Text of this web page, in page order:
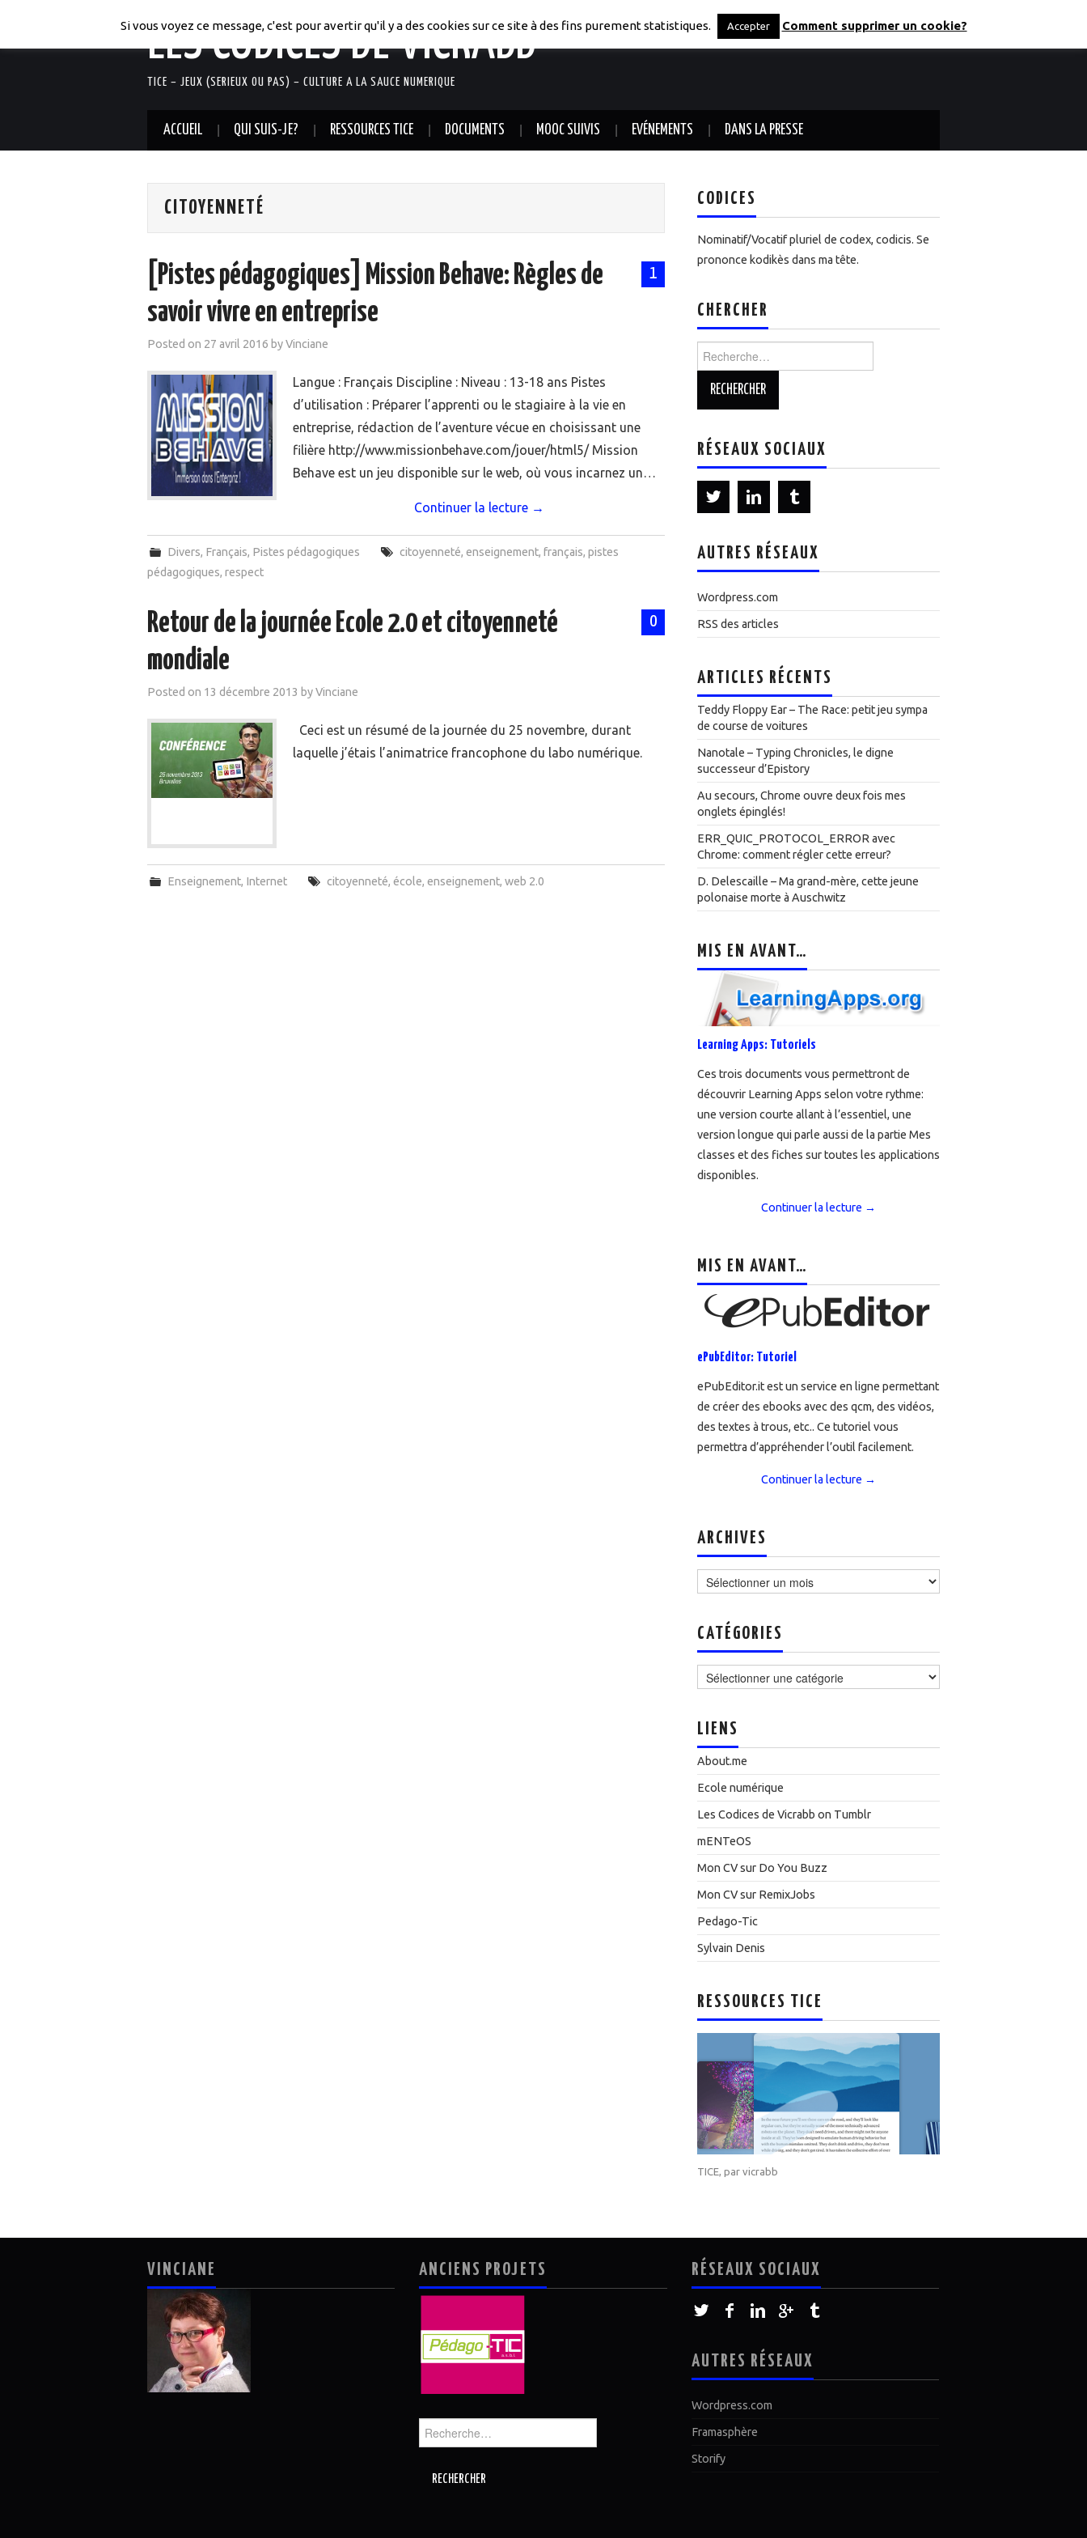
LES CODICES DE VICRABB
TICE – JEUX (SERIEUX OU PAS) – CULTURE A LA SAUCE NUMERIQUE
ACCUEIL QUI SUIS-JE? RESSOURCES TICE DOCUMENTS MOOC SUIVIS EVÉNEMENTS DANS LA PRESSE
CITOYENNETÉ
1
[Pistes pédagogiques] Mission Behave: Règles de
savoir vivre en entreprise
Posted on 27 avril 2016 byVinciane
Langue : Français Discipline : Niveau : 13-18 ans Pistes
d’utilisation : Préparer l’apprenti ou le stagiaire à la vie en
entreprise, rédaction de l’aventure vécue en choisissant une
filière http://www.missionbehave.com/jouer/html5/ Mission
Behave est un jeu disponible sur le web, où vous incarnez un…
Continuer la lecture →
Divers, Français, Pistes pédagogiques citoyenneté, enseignement, français, pistes
pédagogiques, respect
0
Retour de la journée Ecole 2.0 et citoyenneté
mondiale
Posted on 13 décembre 2013 byVinciane
Ceci est un résumé de la journée du 25 novembre, durant
laquelle j’étais l’animatrice francophone du labo numérique.
Enseignement, Internet citoyenneté, école, enseignement, web 2.0
CODICES
Nominatif/Vocatif pluriel de codex, codicis. Se
prononce kodikès dans ma tête.
CHERCHER
Rechercher :
RÉSEAUX SOCIAUX
AUTRES RÉSEAUX
Wordpress.com
RSS des articles
ARTICLES RÉCENTS
Teddy Floppy Ear – The Race: petit jeu sympa
de course de voitures
Nanotale – Typing Chronicles, le digne
successeur d’Epistory
Au secours, Chrome ouvre deux fois mes
onglets épinglés!
ERR_QUIC_PROTOCOL_ERROR avec
Chrome: comment régler cette erreur?
D. Delescaille – Ma grand-mère, cette jeune
polonaise morte à Auschwitz
MIS EN AVANT…
Learning Apps: Tutoriels
Ces trois documents vous permettront de
découvrir Learning Apps selon votre rythme:
une version courte allant à l’essentiel, une
version longue qui parle aussi de la partie Mes
classes et des fiches sur toutes les applications
disponibles.
Continuer la lecture →
MIS EN AVANT…
ePubEditor: Tutoriel
ePubEditor.it est un service en ligne permettant
de créer des ebooks avec des qcm, des vidéos,
des textes à trous, etc.. Ce tutoriel vous
permettra d’appréhender l’outil facilement.
Continuer la lecture →
ARCHIVES
CATÉGORIES
LIENS
About.me
Ecole numérique
Les Codices de Vicrabb on Tumblr
mENTeOS
Mon CV sur Do You Buzz
Mon CV sur RemixJobs
Pedago-Tic
Sylvain Denis
RESSOURCES TICE
TICE, par vicrabb
VINCIANE ANCIENS PROJETS
Rechercher :
RÉSEAUX SOCIAUX
AUTRES RÉSEAUX
Wordpress.com
Framasphère
Storify
Si vous voyez ce message, c'est pour avertir qu'il y a des cookies sur ce site à des fins purement statistiques. Accepter Comment supprimer un cookie?